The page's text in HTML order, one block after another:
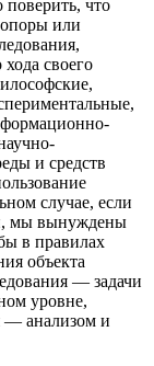
что
опоры или
своего
и средств
случае, если
мы вынуждены
в правилах
объекта
— задачи
уровне,
— анализом и